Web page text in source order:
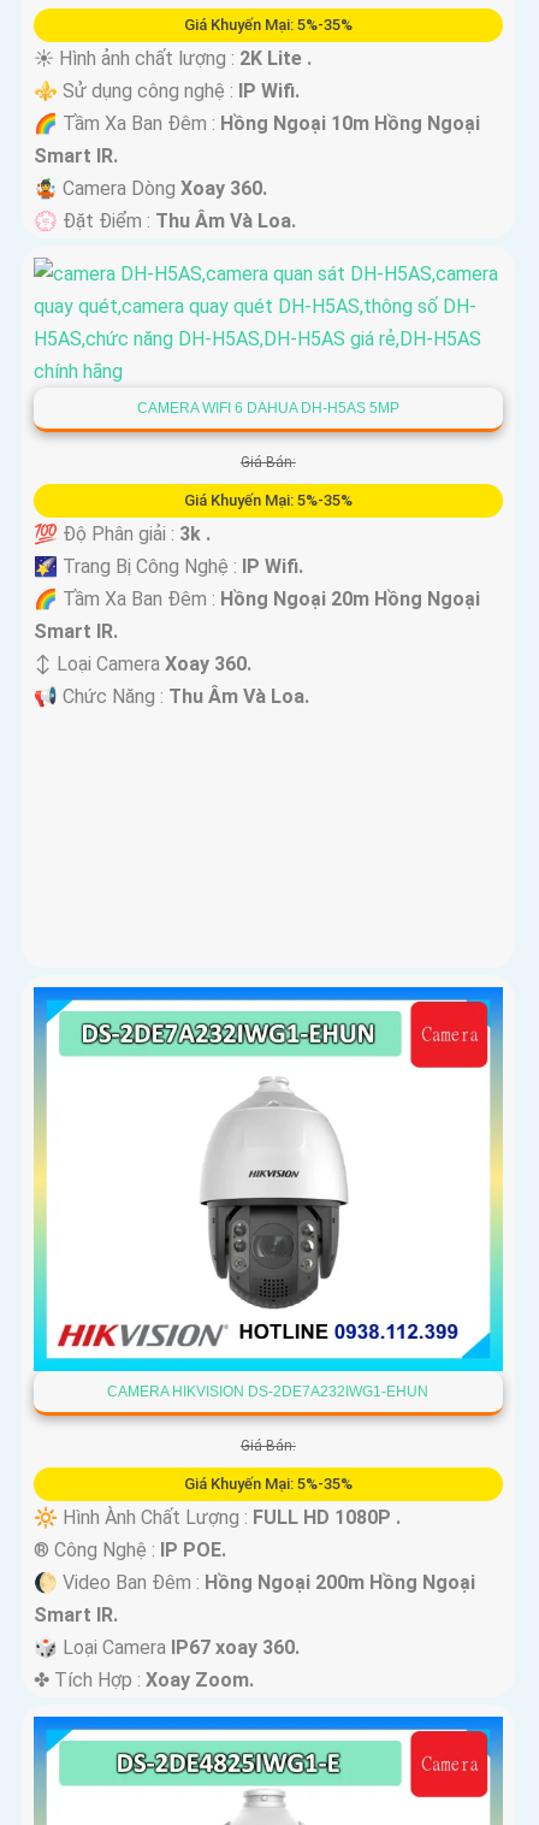
Giá Khuyến Mại: 5%-35%
☀️ Hình ảnh chất lượng : 2K Lite .
⚜️ Sử dụng công nghệ : IP Wifi.
🌈 Tầm Xa Ban Đêm : Hồng Ngoại 10m Hồng Ngoại
Smart IR.
🤹 Camera Dòng Xoay 360.
️💮 Đặt Điểm : Thu Âm Và Loa.
CAMERA WIFI 6 DAHUA DH-H5AS 5MP
Giá Bán:
Giá Khuyến Mại: 5%-35%
💯 Độ Phân giải : 3k .
🌠 Trang Bị Công Nghệ : IP Wifi.
🌈 Tầm Xa Ban Đêm : Hồng Ngoại 20m Hồng Ngoại
Smart IR.
↕️ Loại Camera Xoay 360.
️📢 Chức Năng : Thu Âm Và Loa.
CAMERA HIKVISION DS-2DE7A232IWG1-EHUN
Giá Bán:
Giá Khuyến Mại: 5%-35%
🔆 Hình Ành Chất Lượng : FULL HD 1080P .
®️ Công Nghệ : IP POE.
🌔 Video Ban Đêm : Hồng Ngoại 200m Hồng Ngoại
Smart IR.
🎲 Loại Camera IP67 xoay 360.
️✤ Tích Hợp : Xoay Zoom.